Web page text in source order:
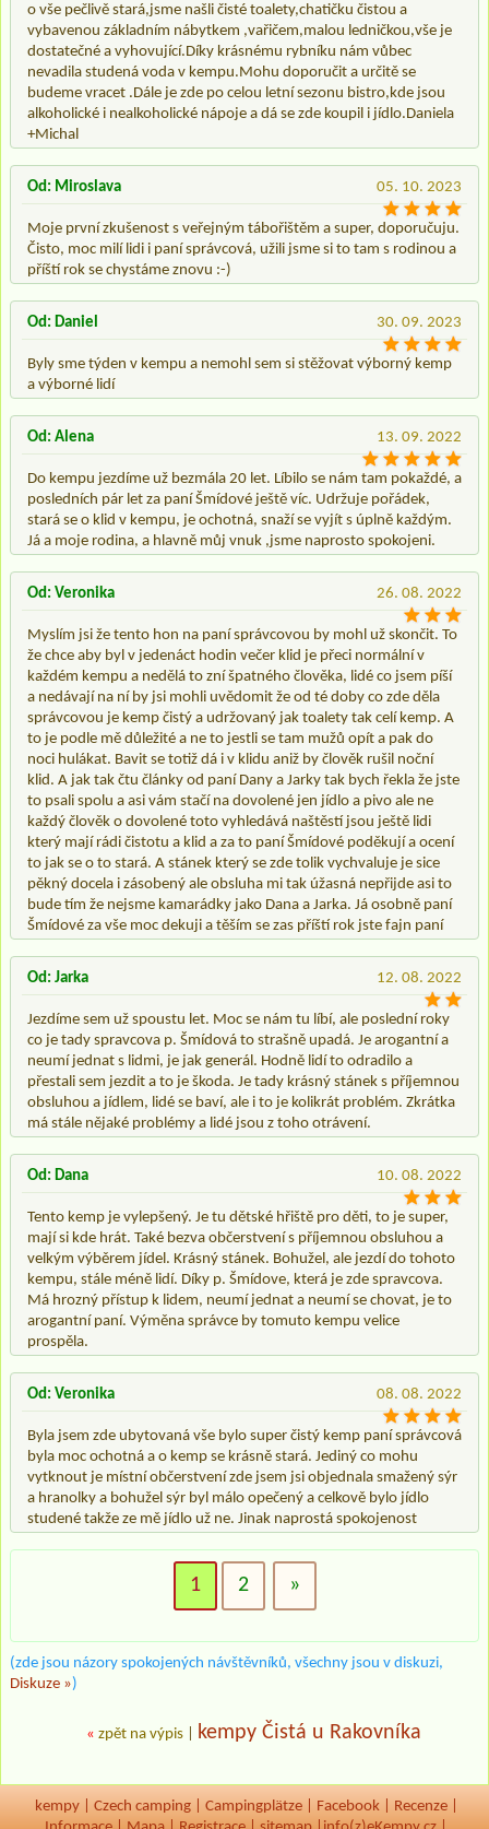
o vše pečlivě stará,jsme našli čisté toalety,chatičku čistou a
vybavenou základním nábytkem ,vařičem,malou ledničkou,vše je
dostatečné a vyhovující.Díky krásnému rybníku nám vůbec
nevadila studená voda v kempu.Mohu doporučit a určitě se
budeme vracet .Dále je zde po celou letní sezonu bistro,kde jsou
alkoholické i nealkoholické nápoje a dá se zde koupil i jídlo.Daniela
+Michal
05. 10. 2023
Od: Miroslava
Moje první zkušenost s veřejným tábořištěm a super, doporučuju.
Čisto, moc milí lidi i paní správcová, užili jsme si to tam s rodinou a
příští rok se chystáme znovu :-)
30. 09. 2023
Od: Daniel
Byly sme týden v kempu a nemohl sem si stěžovat výborný kemp
a výborné lidí
13. 09. 2022
Od: Alena
Do kempu jezdíme už bezmála 20 let. Líbilo se nám tam pokaždé, a
posledních pár let za paní Šmídové ještě víc. Udržuje pořádek,
stará se o klid v kempu, je ochotná, snaží se vyjít s úplně každým.
Já a moje rodina, a hlavně můj vnuk ,jsme naprosto spokojeni.
26. 08. 2022
Od: Veronika
Myslím jsi že tento hon na paní správcovou by mohl už skončit. To
že chce aby byl v jedenáct hodin večer klid je přeci normální v
každém kempu a nedělá to zní špatného člověka, lidé co jsem píší
a nedávají na ní by jsi mohli uvědomit že od té doby co zde děla
správcovou je kemp čistý a udržovaný jak toalety tak celí kemp. A
to je podle mě důležité a ne to jestli se tam mužů opít a pak do
noci hulákat. Bavit se totiž dá i v klidu aniž by člověk rušil noční
klid. A jak tak čtu články od paní Dany a Jarky tak bych řekla že jste
to psali spolu a asi vám stačí na dovolené jen jídlo a pivo ale ne
každý člověk o dovolené toto vyhledává naštěstí jsou ještě lidi
který mají rádi čistotu a klid a za to paní Šmídové poděkují a ocení
to jak se o to stará. A stánek který se zde tolik vychvaluje je sice
pěkný docela i zásobený ale obsluha mi tak úžasná nepřijde asi to
bude tím že nejsme kamarádky jako Dana a Jarka. Já osobně paní
Šmídové za vše moc dekuji a těším se zas příští rok jste fajn paní
12. 08. 2022
Od: Jarka
Jezdíme sem už spoustu let. Moc se nám tu líbí, ale poslední roky
co je tady spravcova p. Šmídová to strašně upadá. Je arogantní a
neumí jednat s lidmi, je jak generál. Hodně lidí to odradilo a
přestali sem jezdit a to je škoda. Je tady krásný stánek s příjemnou
obsluhou a jídlem, lidé se baví, ale i to je kolikrát problém. Zkrátka
má stále nějaké problémy a lidé jsou z toho otrávení.
10. 08. 2022
Od: Dana
Tento kemp je vylepšený. Je tu dětské hřiště pro děti, to je super,
mají si kde hrát. Také bezva občerstvení s příjemnou obsluhou a
velkým výběrem jídel. Krásný stánek. Bohužel, ale jezdí do tohoto
kempu, stále méně lidí. Díky p. Šmídove, která je zde spravcova.
Má hrozný přístup k lidem, neumí jednat a neumí se chovat, je to
arogantní paní. Výměna správce by tomuto kempu velice
prospěla.
08. 08. 2022
Od: Veronika
Byla jsem zde ubytovaná vše bylo super čistý kemp paní správcová
byla moc ochotná a o kemp se krásně stará. Jediný co mohu
vytknout je místní občerstvení zde jsem jsi objednala smažený sýr
a hranolky a bohužel sýr byl málo opečený a celkově bylo jídlo
studené takže ze mě jídlo už ne. Jinak naprostá spokojenost
1 2 »
(zde jsou názory spokojených návštěvníků, všechny jsou v diskuzi,
Diskuze »)
« zpět na výpis kempy Čistá u Rakovníka
kempy Czech camping Campingplätze Facebook Recenze